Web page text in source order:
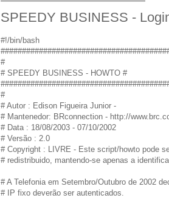
SPEEDY BUSINESS -
#!/bin/bash
#
# SPEEDY BUSINESS - HOWTO #
#
# Autor : Edison Figueira Junior -
# Mantenedor: BRconnection - http://
# Data : 18/08/2003 - 07/10/2002
# Versão : 2.0
# Copyright : LIVRE - Este script/howto pode
# redistribuido, mantendo-se apenas a
# A Telefonia em Setembro/Outubro de 2002
# IP fixo deverão ser autenticados.